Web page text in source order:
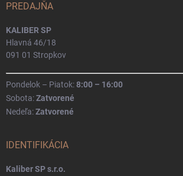
PREDAJŇA
KALIBER SP
Hlavná 46/18
091 01 Stropkov
Pondelok – Piatok:8:00 – 16:00
Sobota:Zatvorené
Nedeľa:Zatvorené
IDENTIFIKÁCIA
Kaliber SP s.r.o.